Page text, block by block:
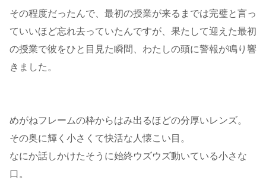
その程度だったんで、最初の授業が来るまでは完璧と言っ
ていいほど忘れ去っていたんですが、果たして迎えた最初
の授業で彼をひと目見た瞬間、わたしの頭に警報が鳴り響
きました。
めがねフレームの枠からはみ出るほどの分厚いレンズ。
その奥に輝く小さくて快活な人懐こい目。
なにか話しかけたそうに始終ウズウズ動いている小さな
口。